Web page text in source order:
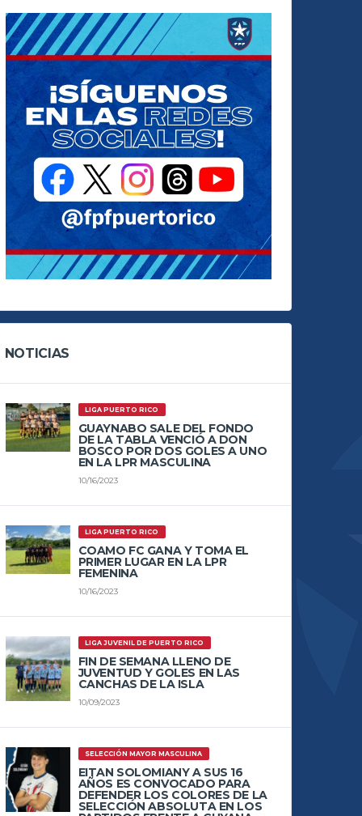
NOTICIAS
LIGA PUERTO RICO
GUAYNABO SALE DEL FONDO
DE LA TABLA VENCIÓ A DON
BOSCO POR DOS GOLES A UNO
EN LA LPR MASCULINA
10/16/2023
LIGA PUERTO RICO
COAMO FC GANA Y TOMA EL
PRIMER LUGAR EN LA LPR
FEMENINA
10/16/2023
LIGA JUVENIL DE PUERTO RICO
FIN DE SEMANA LLENO DE
JUVENTUD Y GOLES EN LAS
CANCHAS DE LA ISLA
10/09/2023
SELECCIÓN MAYOR MASCULINA
EITAN SOLOMIANY A SUS 16
AÑOS ES CONVOCADO PARA
DEFENDER LOS COLORES DE LA
SELECCIÓN ABSOLUTA EN LOS